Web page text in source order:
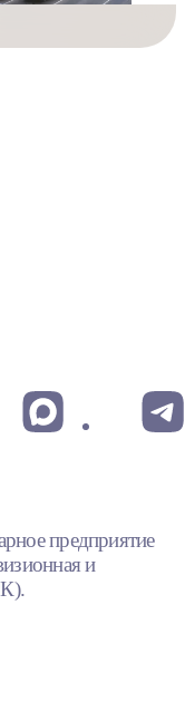
предприятие
и